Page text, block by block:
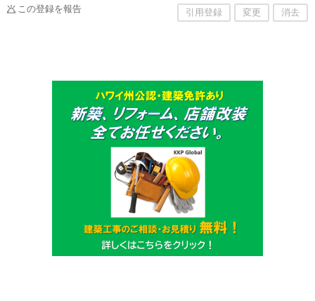
この登録を報告 引用登録 変更 消去